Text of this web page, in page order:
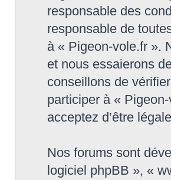
responsable des
responsable de
à « Pigeon-vole.fr ».
et nous essaierons
conseillons de
participer à «
acceptez d’être
Nos forums sont
logiciel phpBB », «